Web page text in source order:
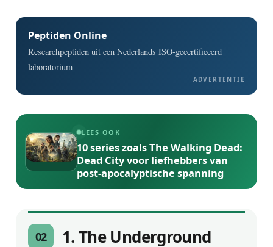
Peptiden Online
Researchpeptiden uit een Nederlands ISO-gecertificeerd
laboratorium
ADVERTENTIE
LEES OOK
10 series zoals The Walking Dead:
Dead City voor liefhebbers van
post-apocalyptische spanning
02
1. The Underground